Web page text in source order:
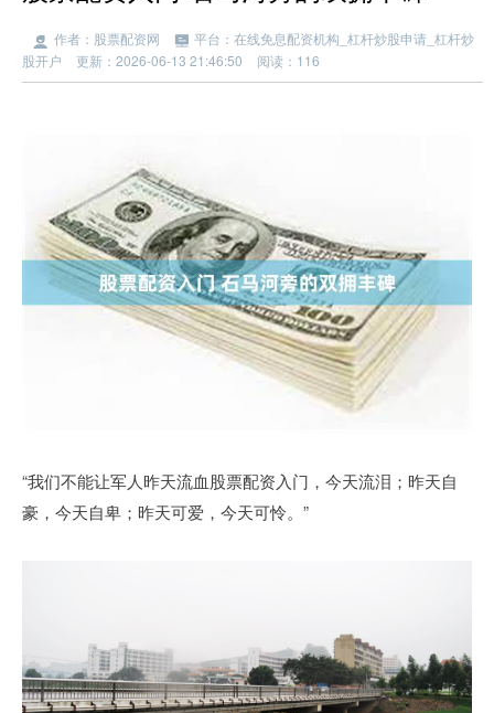
作者：股票配资网
平台：在线免息配资机构_杠杆炒股申请_杠杆炒
股开户
更新：2026-06-13 21:46:50 阅读：116
“我们不能让军人昨天流血股票配资入门，今天流泪；昨天自
豪，今天自卑；昨天可爱，今天可怜。”